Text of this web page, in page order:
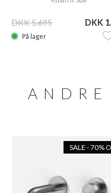
DKK 5.695 DKK
På lager
SALE - 70%